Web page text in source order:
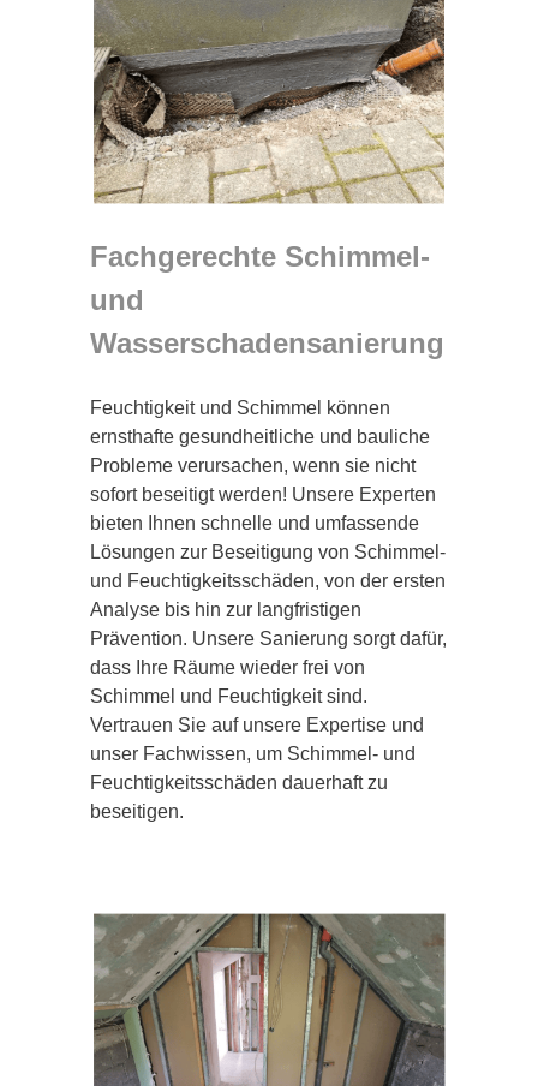
Fachgerechte Schimmel-
und
Wasserschadensanierung
Feuchtigkeit und Schimmel können
ernsthafte gesundheitliche und bauliche
Probleme verursachen, wenn sie nicht
sofort beseitigt werden! Unsere Experten
bieten Ihnen schnelle und umfassende
Lösungen zur Beseitigung von Schimmel-
und Feuchtigkeitsschäden, von der ersten
Analyse bis hin zur langfristigen
Prävention. Unsere Sanierung sorgt dafür,
dass Ihre Räume wieder frei von
Schimmel und Feuchtigkeit sind.
Vertrauen Sie auf unsere Expertise und
unser Fachwissen, um Schimmel- und
Feuchtigkeitsschäden dauerhaft zu
beseitigen.